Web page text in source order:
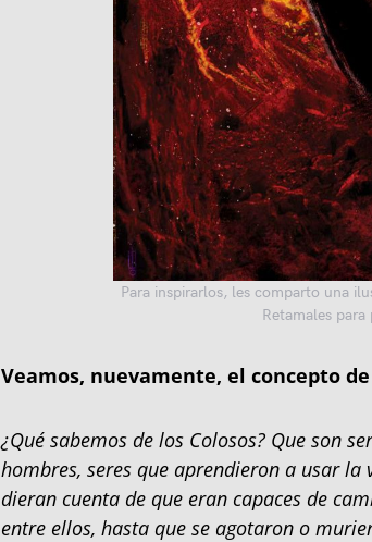
Para inspirarlos, les comparto una
Retamales
Veamos, nuevamente, el concepto
¿Qué sabemos de los Colosos? Que son
hombres, seres que aprendieron a usar
dieran cuenta de que eran capaces de
entre ellos, hasta que se agotaron o